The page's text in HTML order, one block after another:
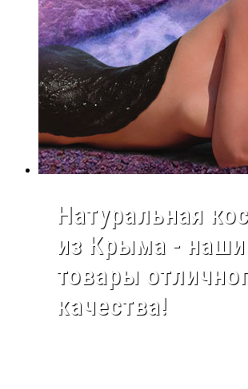
Натуральная
из Крыма - наши
товары
качества!